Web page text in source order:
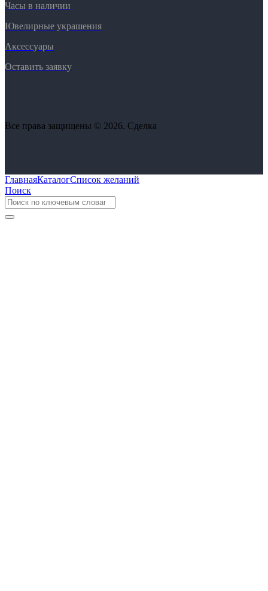
Часы в наличии
Ювелирные украшения
Аксессуары
Оставить заявку
Все права защищены © 2026. Сделка
ГлавнаяКаталогСписок желаний
Поиск